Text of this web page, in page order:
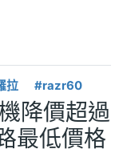
拉 #razr60
降價超過
最低價格